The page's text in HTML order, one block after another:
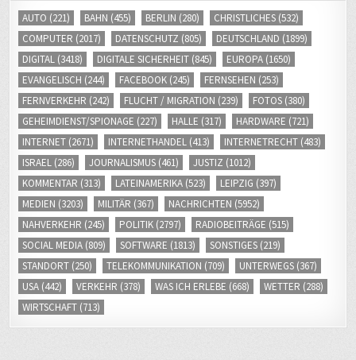
AUTO (221) BAHN (455) BERLIN (280) CHRISTLICHES (532)
COMPUTER (2017) DATENSCHUTZ (805) DEUTSCHLAND (1899)
DIGITAL (3418) DIGITALE SICHERHEIT (845) EUROPA (1650)
EVANGELISCH (244) FACEBOOK (245) FERNSEHEN (253)
FERNVERKEHR (242) FLUCHT / MIGRATION (239) FOTOS (380)
GEHEIMDIENST/SPIONAGE (227) HALLE (317) HARDWARE (721)
INTERNET (2671) INTERNETHANDEL (413) INTERNETRECHT (483)
ISRAEL (286) JOURNALISMUS (461) JUSTIZ (1012)
KOMMENTAR (313) LATEINAMERIKA (523) LEIPZIG (397)
MEDIEN (3203) MILITÄR (367) NACHRICHTEN (5952)
NAHVERKEHR (245) POLITIK (2797) RADIOBEITRÄGE (515)
SOCIAL MEDIA (809) SOFTWARE (1813) SONSTIGES (219)
STANDORT (250) TELEKOMMUNIKATION (709) UNTERWEGS (367)
USA (442) VERKEHR (378) WAS ICH ERLEBE (668) WETTER (288)
WIRTSCHAFT (713)